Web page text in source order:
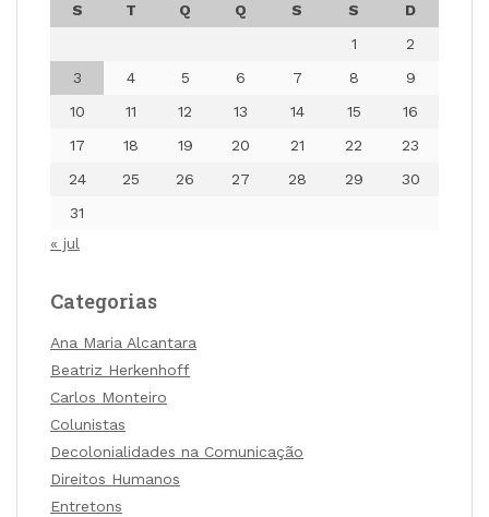
S T Q Q S S
D
1
2
3
4 5 6 7 8
9
10
11 12 13 14 15
16
17
18 19 20 21 22
23
24
25 26 27 28 29
30
31
« jul
Categorias
Ana Maria Alcantara
Beatriz Herkenhoff
Carlos Monteiro
Colunistas
Decolonialidades na Comunicação
Direitos Humanos
Entretons